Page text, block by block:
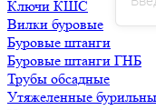
Ключи КШС
Вилки буровые
Буровые штанги
Буровые штанги ГНБ
Трубы обсадные
Утяжеленные